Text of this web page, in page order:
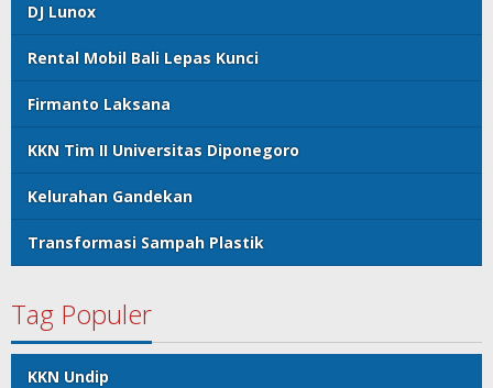
DJ Lunox
Rental Mobil Bali Lepas Kunci
Firmanto Laksana
KKN Tim II Universitas Diponegoro
Kelurahan Gandekan
Transformasi Sampah Plastik
Tag Populer
KKN Undip